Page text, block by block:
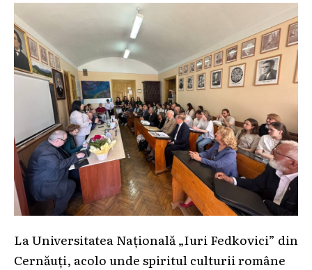
La Universitatea Națională „Iuri Fedkovici” din
Cernăuți, acolo unde spiritul culturii române